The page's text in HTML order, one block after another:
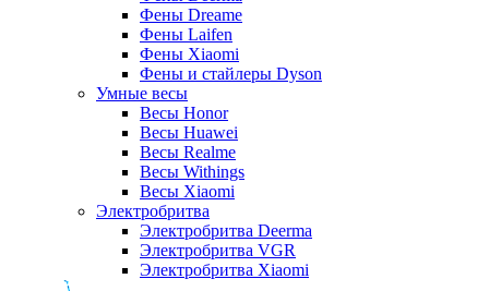
Фены Dreame
Фены Laifen
Фены Xiaomi
Фены и стайлеры Dyson
Умные весы
Весы Honor
Весы Huawei
Весы Realme
Весы Withings
Весы Xiaomi
Электробритва
Электробритва Deerma
Электробритва VGR
Электробритва Xiaomi